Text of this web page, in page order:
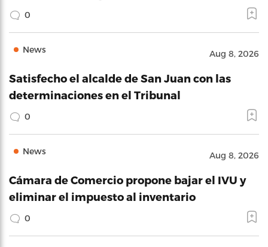
0
News Aug 8, 2026
Satisfecho el alcalde de San Juan con las
determinaciones en el Tribunal
0
News Aug 8, 2026
Cámara de Comercio propone bajar el IVU y
eliminar el impuesto al inventario
0